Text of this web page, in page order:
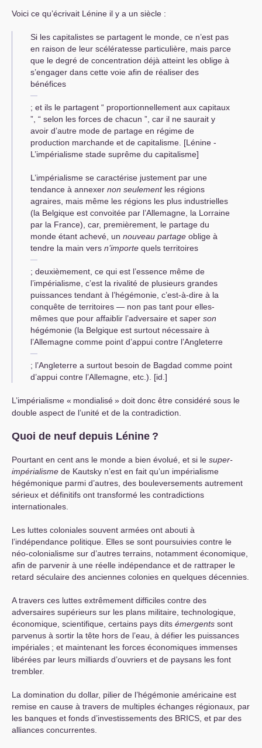
Voici ce qu’écrivait Lénine il y a un siècle :
Si les capitalistes se partagent le monde, ce n’est pas
en raison de leur scélératesse particulière, mais parce
que le degré de concentration déjà atteint les oblige à
s’engager dans cette voie afin de réaliser des
bénéfices
; et ils le partagent “ proportionnellement aux capitaux
”, “ selon les forces de chacun ”, car il ne saurait y
avoir d’autre mode de partage en régime de
production marchande et de capitalisme. [Lénine -
L’impérialisme stade suprême du capitalisme]
L’impérialisme se caractérise justement par une
tendance à annexer non seulement les régions
agraires, mais même les régions les plus industrielles
(la Belgique est convoitée par l’Allemagne, la Lorraine
par la France), car, premièrement, le partage du
monde étant achevé, un nouveau partage oblige à
tendre la main vers n’importe quels territoires
; deuxièmement, ce qui est l’essence même de
l’impérialisme, c’est la rivalité de plusieurs grandes
puissances tendant à l’hégémonie, c’est-à-dire à la
conquête de territoires — non pas tant pour elles-
mêmes que pour affaiblir l’adversaire et saper son
hégémonie (la Belgique est surtout nécessaire à
l’Allemagne comme point d’appui contre l’Angleterre
; l’Angleterre a surtout besoin de Bagdad comme point
d’appui contre l’Allemagne, etc.). [id.]
L’impérialisme « mondialisé» doit donc être considéré sous le
double aspect de l’unité et de la contradiction.
Quoi de neuf depuis Lénine ?
Pourtant en cent ans le monde a bien évolué, et si le super-
impérialisme de Kautsky n’est en fait qu’un impérialisme
hégémonique parmi d’autres, des bouleversements autrement
sérieux et définitifs ont transformé les contradictions
internationales.
Les luttes coloniales souvent armées ont abouti à
l’indépendance politique. Elles se sont poursuivies contre le
néo-colonialisme sur d’autres terrains, notamment économique,
afin de parvenir à une réelle indépendance et de rattraper le
retard séculaire des anciennes colonies en quelques décennies.
A travers ces luttes extrêmement difficiles contre des
adversaires supérieurs sur les plans militaire, technologique,
économique, scientifique, certains pays dits émergents sont
parvenus à sortir la tête hors de l’eau, à défier les puissances
impériales ; et maintenant les forces économiques immenses
libérées par leurs milliards d’ouvriers et de paysans les font
trembler.
La domination du dollar, pilier de l’hégémonie américaine est
remise en cause à travers de multiples échanges régionaux, par
les banques et fonds d’investissements des BRICS , et par des
alliances concurrentes.